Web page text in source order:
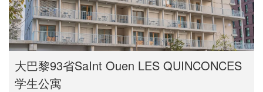
大巴黎93省SaInt Ouen LES QUINCONCES
学生公寓